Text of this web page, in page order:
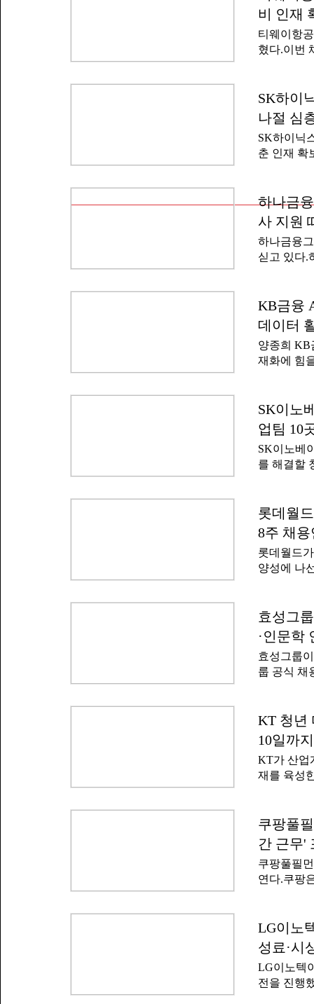
선정, 상생
자는 9월
'신입직원
개채용 전
경우 별도
에게 기회
장 동료 등
융기관이
금·적금
업 등도 펼
비 인재
티웨이항
혔다.이번
졸업 예정
하고 2차
격은 영어
IM3 이상
야 한다.우
검사 △1차
자는 2026
로 1년 근
번 채용과
정비 전문
SK하이
나절 심
SK하이닉
춘 인재 확
주요 직무
월에 선언
없이 지원
한 '반나절
되던 면접
다.서류 전
개서를 폐
하나금
사 지원
하나금융
싣고 있다.
려 참여했
경·사회·
무 중심
웹서비스,
운영했다.
나금융그
2023년부
채용했다.
KB금융
데이터
양종희 KB
재화에 힘
터가 되고
금융이 인
다"고 말
며 인공지
융은 인공
인재 육성
전 프로젝
공
SK이노
업팀 10
SK이노베
를 해결할
솔루션은
보유한 창
이 주최·
금회가 지
참가 접수
문제 해결
정 내 비효
이터 분석,
은 아이디
개념검증
롯데월
8주 채
롯데월드
양성에 나
에는 이경
학장직무
통해 현장
규직 채용
진한다. 학
직무 전문
비 전기 분
다.어트랙
효성그
·인문학
효성그룹
룹 공식 채
업 예정자
지지 않았
순으로 진
싶은 자 △
보훈·장애
세대엔 기
한다'며 '변
KT 청년
10일까
KT가 산업
재를 육성
인재 양성
3500명의
전환(DX)
개월 동안
원 대상은
량을 강화
디서나 같
쿠팡풀
간 근무'
쿠팡풀필
연다.쿠팡
에는 창원,
장 물류사
무 스케줄
하루 4시
일자리도
LG이노
성료·시
LG이노텍
전을 진행